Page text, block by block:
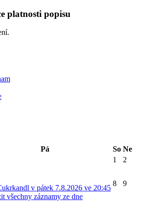
platnosti popisu
Pá So Ne
1 2
v pátek 7.8.2026 ve 20:45
všechny záznamy ze dne
8 9